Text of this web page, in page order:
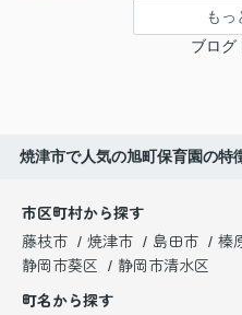
もっ
ブログ
焼津市で人気の旭町保育園の特
市区町村から探す
藤枝市
焼津市 島田市 榛
静岡市葵区
静岡市清水区
町名から探す